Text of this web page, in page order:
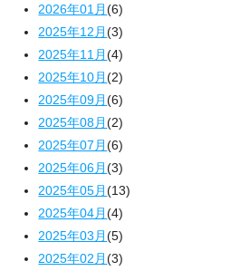
2026年01月(6)
2025年12月(3)
2025年11月(4)
2025年10月(2)
2025年09月(6)
2025年08月(2)
2025年07月(6)
2025年06月(3)
2025年05月(13)
2025年04月(4)
2025年03月(5)
2025年02月(3)